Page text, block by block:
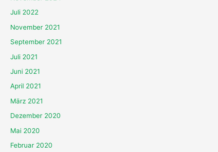
Juli 2022
November 2021
September 2021
Juli 2021
Juni 2021
April 2021
März 2021
Dezember 2020
Mai 2020
Februar 2020